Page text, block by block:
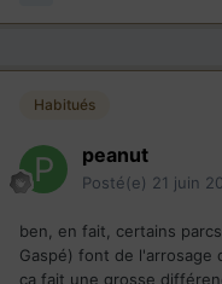
Habitués
peanut
Posté(e) 21 juin
ben, en fait, certains
Gaspé) font de l'arrosage
ça fait une grosse